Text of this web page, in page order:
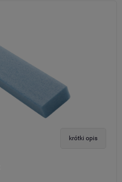
krótki opis